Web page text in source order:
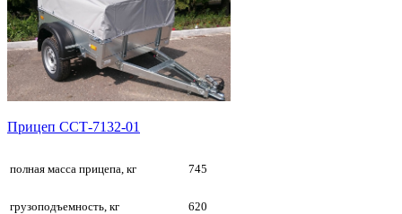
Прицеп ССТ-7132-01
полная масса прицепа, кг 745
грузоподъемность, кг 620